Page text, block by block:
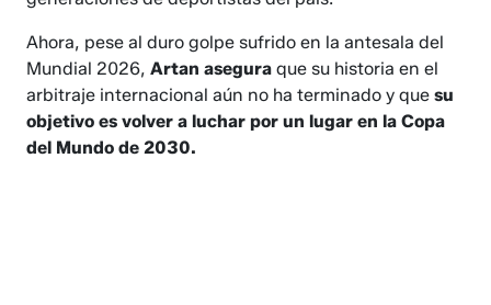
Ahora, pese al duro golpe sufrido en la antesala del
Mundial 2026,Artan asegura que su historia en el
arbitraje internacional aún no ha terminado y quesu
objetivo es volver a luchar por un lugar en la Copa
del Mundo de 2030.